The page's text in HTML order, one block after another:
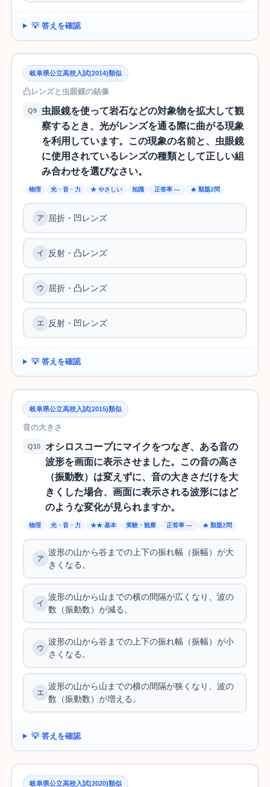
💡 答えを確認
岐阜県公立高校入試(2014)類似
凸レンズと虫眼鏡の結像
Q9
虫眼鏡を使って岩石などの対象物を拡大して観
察するとき、光がレンズを通る際に曲がる現象
を利用しています。この現象の名前と、虫眼鏡
に使用されているレンズの種類として正しい組
み合わせを選びなさい。
物理 光・音・力 ★ やさしい 知識 正答率 — 🔥 類題2問
屈折・凹レンズ
反射・凸レンズ
屈折・凸レンズ
反射・凹レンズ
💡 答えを確認
岐阜県公立高校入試(2015)類似
音の大きさ
Q10
オシロスコープにマイクをつなぎ、ある音の
波形を画面に表示させました。この音の高さ
（振動数）は変えずに、音の大きさだけを大
きくした場合、画面に表示される波形にはど
のような変化が見られますか。
物理 光・音・力 ★★ 基本 実験・観察 正答率 — 🔥 類題2問
波形の山から谷までの上下の振れ幅（振幅）が大
きくなる。
波形の山から山までの横の間隔が広くなり、波の
数（振動数）が減る。
波形の山から谷までの上下の振れ幅（振幅）が小
さくなる。
波形の山から山までの横の間隔が狭くなり、波の
数（振動数）が増える。
💡 答えを確認
岐阜県公立高校入試(2020)類似